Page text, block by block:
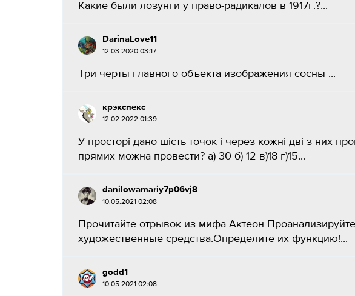
Какие были лозунги у право-радикалов в 1917г.?...
DarinaLove11
12.03.2020 03:17
Три черты главного объекта изображения сосны ​...
крэкспекс
12.02.2022 01:39
У просторі дано шість точок і через кожні дві з них
прямих можна провести? a) 30 б) 12 в)18 г)15...
danilowamariy7p06vj8
10.05.2021 02:08
Прочитайте отрывок из мифа Актеон
художественные средства.Определите их функцию!​...
godd1
10.05.2021 02:08